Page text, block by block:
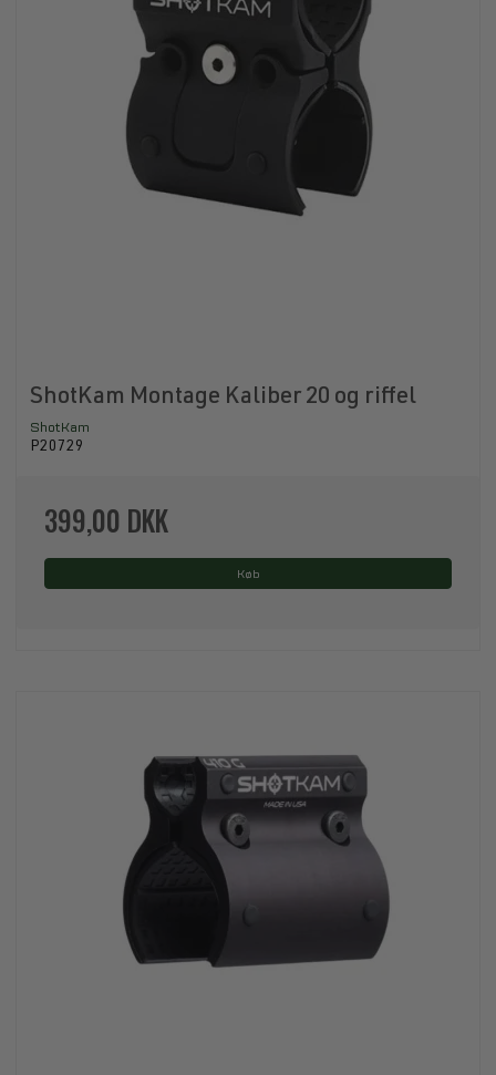
ShotKam Montage Kaliber 20 og riffel
ShotKam
P20729
399,00 DKK
Køb